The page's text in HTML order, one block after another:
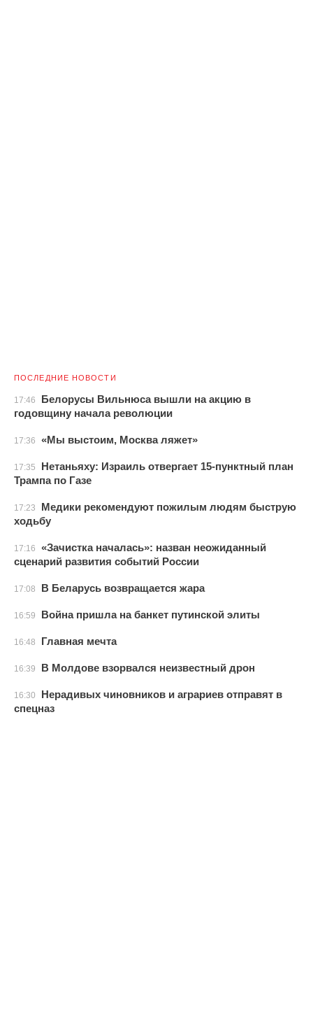
ПОСЛЕДНИЕ НОВОСТИ
17:46
Белорусы Вильнюса вышли на акцию в
годовщину начала революции
17:36 «Мы выстоим, Москва ляжет»
17:35
Нетаньяху: Израиль отвергает 15-пунктный план
Трампа по Газе
17:23
Медики рекомендуют пожилым людям быструю
ходьбу
17:16
«Зачистка началась»: назван неожиданный
сценарий развития событий России
17:08 В Беларусь возвращается жара
16:59 Война пришла на банкет путинской элиты
16:48 Главная мечта
16:39 В Молдове взорвался неизвестный дрон
16:30
Нерадивых чиновников и аграриев отправят в
спецназ